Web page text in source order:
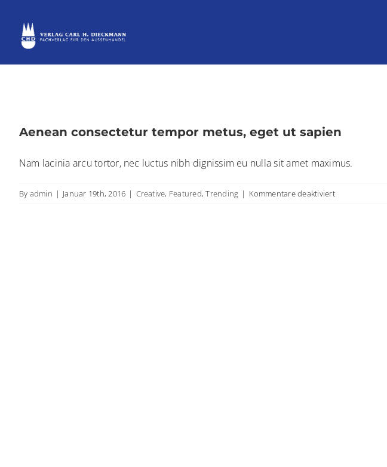
content
Aenean consectetur tempor metus, eget ut sapien
Nam lacinia arcu tortor, nec luctus nibh dignissim eu nulla sit amet maximus.
By admin | Januar 19th, 2016 | Creative, Featured,Trending | Kommentare deaktiviertfür